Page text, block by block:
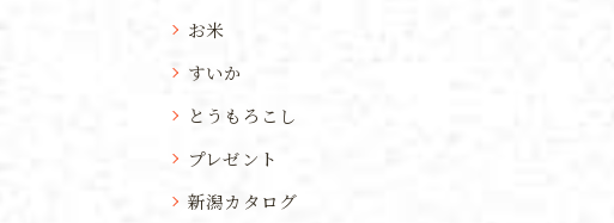
お米
すいか
とうもろこし
プレゼント
新潟カタログ